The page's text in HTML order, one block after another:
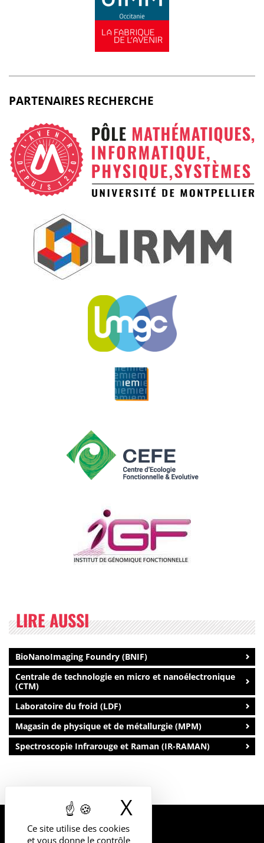
Ce site utilise des cookies
et vous donne le contrôle
X Masquer le
PARTENAIRES RECHERCHE
LIRE AUSSI
BioNanoImaging Foundry (BNIF)
Centrale de technologie en micro et nanoélectronique
(CTM)
Laboratoire du froid (LDF)
Magasin de physique et de métallurgie (MPM)
Spectroscopie Infrarouge et Raman (IR-RAMAN)
UNIVERSITÉ